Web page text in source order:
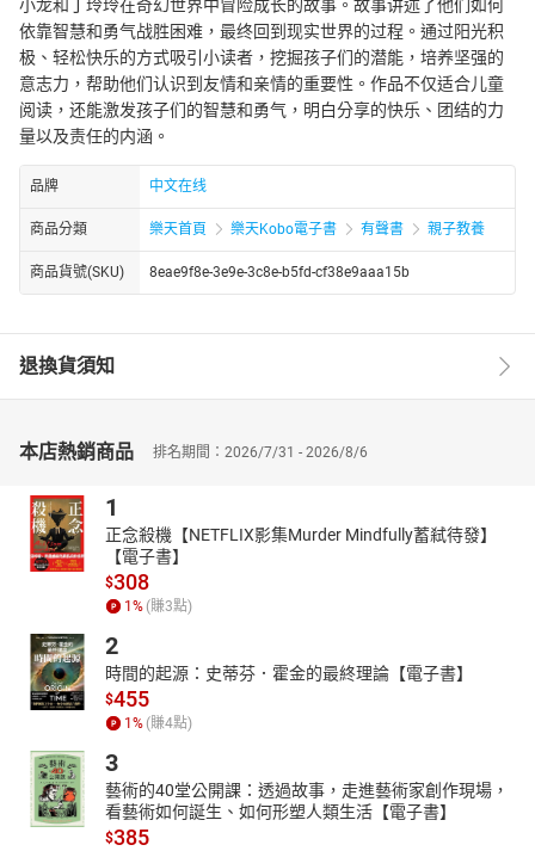
小龙和丁玲玲在奇幻世界中冒险成长的故事。故事讲述了他们如何
依靠智慧和勇气战胜困难，最终回到现实世界的过程。通过阳光积
极、轻松快乐的方式吸引小读者，挖掘孩子们的潜能，培养坚强的
意志力，帮助他们认识到友情和亲情的重要性。作品不仅适合儿童
阅读，还能激发孩子们的智慧和勇气，明白分享的快乐、团结的力
量以及责任的内涵。
品牌 中文在线
商品分類 樂天首頁 樂天Kobo電子書 有聲書 親子教養
商品貨號(SKU) 8eae9f8e-3e9e-3c8e-b5fd-cf38e9aaa15b
退換貨須知
本店熱銷商品 排名期間：2026/7/31 - 2026/8/6
1
正念殺機【NETFLIX影集Murder Mindfully蓄弒待發】
【電子書】
$308
1% (賺3點)
2
時間的起源：史蒂芬．霍金的最終理論【電子書】
$455
1% (賺4點)
3
藝術的40堂公開課：透過故事，走進藝術家創作現場，
看藝術如何誕生、如何形塑人類生活【電子書】
$385